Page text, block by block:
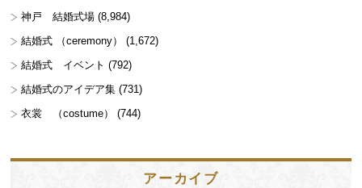
神戸 結婚式場 (8,984)
結婚式 （ceremony）
(1,672)
結婚式 イベント (792)
結婚式のアイデア集 (731)
衣裳 （costume）
(744)
アーカイブ